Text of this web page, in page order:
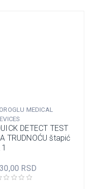
MEDICAL
DETECT TEST
TRUDNOĆU štapić
RSD